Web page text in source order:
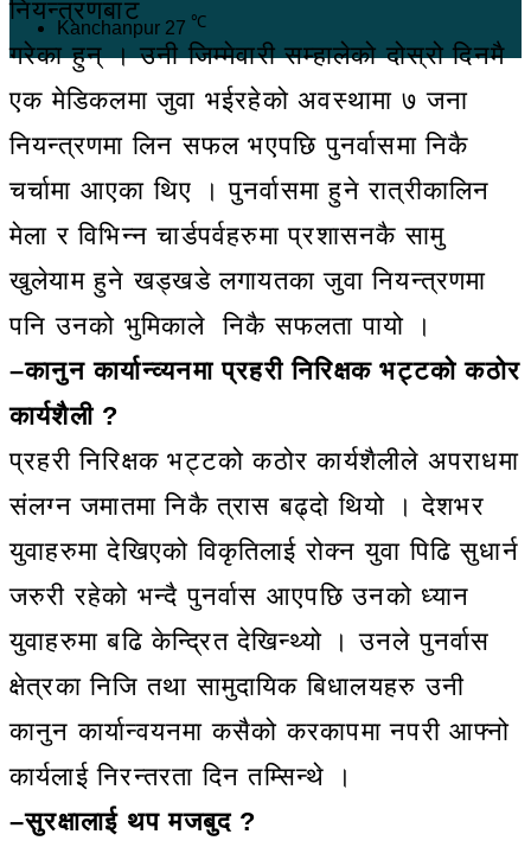
Kanchanpur 27 ℃
नियन्त्रणबाट
गरेका हुन् । उनी जिम्मेवारी सम्हालेको दोस्रो दिनमै
एक मेडिकलमा जुवा भईरहेको अवस्थामा ७ जना
नियन्त्रणमा लिन सफल भएपछि पुनर्वासमा निकै
चर्चामा आएका थिए । पुनर्वासमा हुने रात्रीकालिन
मेला र विभिन्न चार्डपर्वहरुमा प्रशासनकै सामु
खुलेयाम हुने खड्खडे लगायतका जुवा नियन्त्रणमा
पनि उनको भुमिकाले निकै सफलता पायो ।
–कानुन कार्यान्व्यनमा प्रहरी निरिक्षक भट्टको कठोर
कार्यशैली ?
प्रहरी निरिक्षक भट्टको कठोर कार्यशैलीले अपराधमा
संलग्न जमातमा निकै त्रास बढ्दो थियो । देशभर
युवाहरुमा देखिएको विकृतिलाई रोक्न युवा पिढि सुधार्न
जरुरी रहेको भन्दै पुनर्वास आएपछि उनको ध्यान
युवाहरुमा बढि केन्द्रित देखिन्थ्यो । उनले पुनर्वास
क्षेत्रका निजि तथा सामुदायिक बिधालयहरु उनी
कानुन कार्यान्वयनमा कसैको करकापमा नपरी आफ्नो
कार्यलाई निरन्तरता दिन तम्सिन्थे ।
–सुरक्षालाई थप मजबुद ?